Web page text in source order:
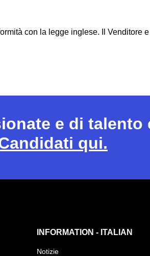
con la legge inglese. Il Venditore
e di
qui.
INFORMATION - ITALIAN
Notizie